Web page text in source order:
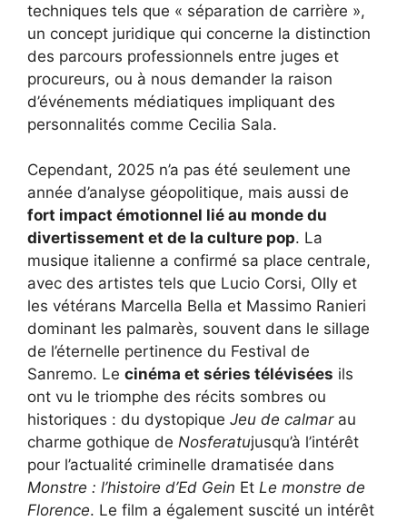
techniques tels que « séparation de carrière »,
un concept juridique qui concerne la distinction
des parcours professionnels entre juges et
procureurs, ou à nous demander la raison
d’événements médiatiques impliquant des
personnalités comme Cecilia Sala.
Cependant, 2025 n’a pas été seulement une
année d’analyse géopolitique, mais aussi de
fort impact émotionnel lié au monde du
divertissement et de la culture pop. La
musique italienne a confirmé sa place centrale,
avec des artistes tels que Lucio Corsi, Olly et
les vétérans Marcella Bella et Massimo Ranieri
dominant les palmarès, souvent dans le sillage
de l’éternelle pertinence du Festival de
Sanremo. Le cinéma et séries télévisées ils
ont vu le triomphe des récits sombres ou
historiques : du dystopique Jeu de calmarau
charme gothique de Nosferatujusqu’à l’intérêt
pour l’actualité criminelle dramatisée dans
Monstre : l’histoire d’Ed Gein Et Le monstre de
Florence. Le film a également suscité un intérêt